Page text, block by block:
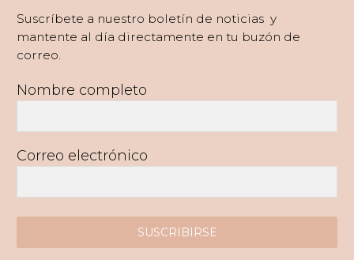
Suscríbete a nuestro boletín de noticias y
mantente al día directamente en tu buzón de
correo.
Nombre completo
Correo electrónico
SUSCRIBIRSE